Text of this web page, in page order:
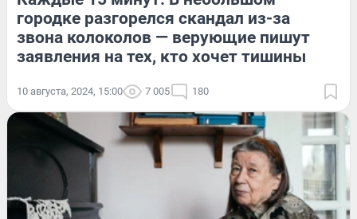
городке разгорелся скандал из-за
звона колоколов — верующие пишут
заявления на тех, кто хочет тишины
10 августа, 2024, 15:00 7 005 180